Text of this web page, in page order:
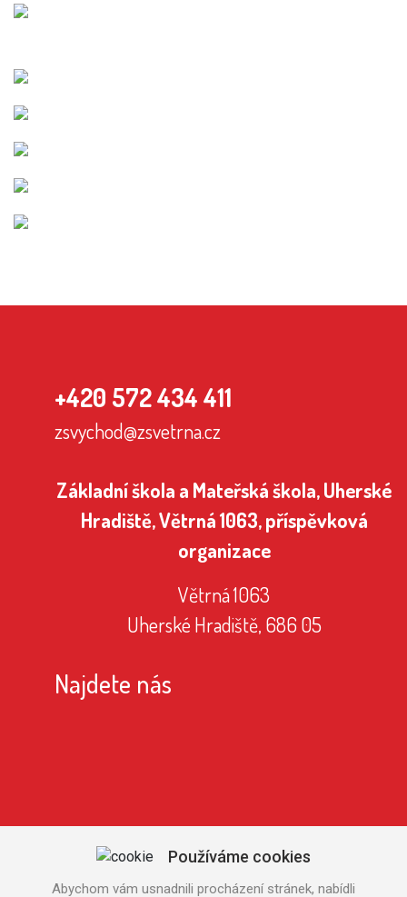
+420 572 434 411
zsvychod@zsvetrna.cz
Základní škola a Mateřská škola, Uherské
Hradiště, Větrná 1063, příspěvková
organizace
Větrná 1063
Uherské Hradiště, 686 05
Najdete nás
Používáme cookies
Abychom vám usnadnili procházení stránek, nabídli